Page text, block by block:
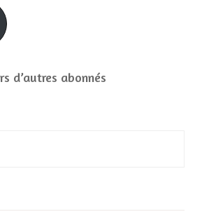
d’autres abonnés